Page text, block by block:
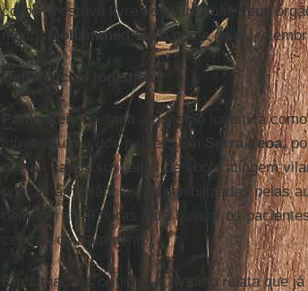
corpo já estava livre do vírus, mas seus
muito. Mohammedera o nome dele”,
Deficiências logísticas
Paulo Reis
destaca a questão logística
infraestrutura dos países. Em
Serra Leoa,
que os casos suspeitos de ebola atingem
poucas ambulâncias disponibilizadas pelas
demorar até 9 horas para buscar os
centros de tratamento.
Em situações críticas, o médico relata que